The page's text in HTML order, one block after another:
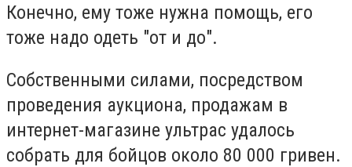
Конечно, ему тоже нужна помощь, его
тоже надо одеть "от и до".
Собственными силами, посредством
проведения аукциона, продажам в
интернет-магазине ультрас удалось
собрать для бойцов около 80 000 гривен.